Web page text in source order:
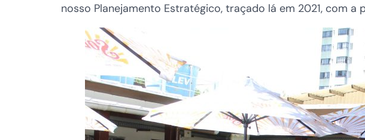
nosso Planejamento Estratégico, traçado lá em 2021, com